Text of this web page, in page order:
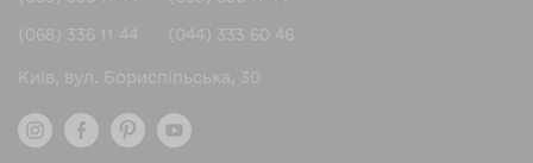
Завдяки зручності експлуатації, ykk блискавка з
Основні сфери застосування:
(068) 336 11 44
(044) 333 60 46
Київ, вул. Бориспільська, 30